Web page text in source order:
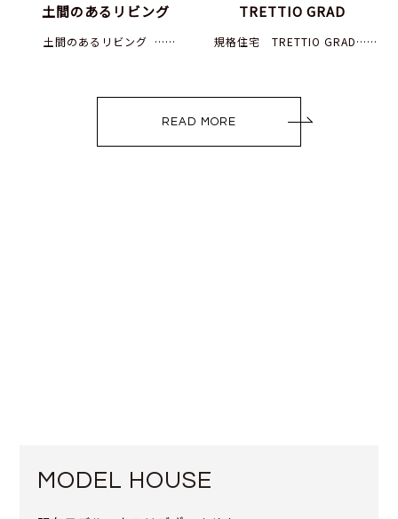
土間のあるリビング
土間のあるリビング ……
TRETTIO GRAD
規格住宅 TRETTIO GRAD……
READ MORE
MODEL HOUSE